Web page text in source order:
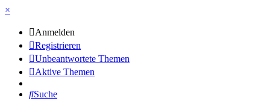
×
Anmelden
Registrieren
Unbeantwortete Themen
Aktive Themen
Suche